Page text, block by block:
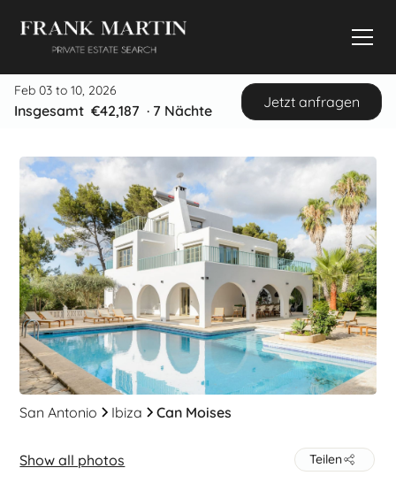
Feb 03 to 10, 2026
Insgesamt €42,187 · 7 Nächte
Jetzt anfragen
San Antonio Ibiza Can Moises
Show all photos Teilen